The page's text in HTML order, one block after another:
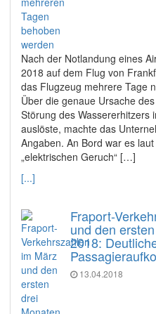
Nach der Notlandung eines
2018 auf dem Flug von
das Flugzeug mehrere Tage
Über die genaue Ursache
Störung des Wassererhitzers
auslöste, machte das
Angaben. An Bord war es
„elektrischen Geruch“ […]
[...]
Fraport-
und den
2018:
13.04.2018